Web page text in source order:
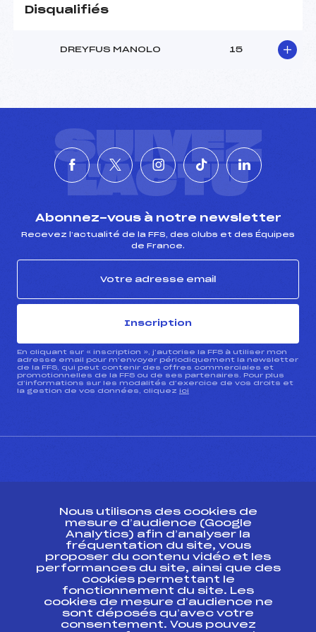
Ouvreurs C :
COUVERT
Nombre de portes :
Heure de départ :
Traceur :
ISELIN DANIEL (MV)
Ouvreurs A :
Ouvreurs C :
Ouvreurs D :
Température départ :
-3
Température arrivée :
Pénalité appliquée :
Catégorie :
U10
Disqualifiés
DREYFUS MANOLO 15
SUIVEZ
L'ACTU
Abonnez-vous à notre newsletter
Recevez l’actualité de la FFS, des clubs et des Équipes
de France.
Inscription
En cliquant sur « inscription », j’autorise la FFS à utiliser mon
adresse email pour m’envoyer périodiquement la newsletter
de la FFS, qui peut contenir des offres commerciales et
promotionnelles de la FFS ou de ses partenaires. Pour plus
d’informations sur les modalités d’exercice de vos droits et
la gestion de vos données, cliquez ici
Ressources
Pass’Neige
Projet sportif fédéral
Projet de performance fédéral
Antidopage
Nous utilisons des cookies de
mesure d’audience (Google
Analytics) afin d’analyser la
fréquentation du site, vous
proposer du contenu vidéo et les
performances du site, ainsi que des
cookies permettant le
fonctionnement du site. Les
cookies de mesure d’audience ne
sont déposés qu’avec votre
consentement. Vous pouvez